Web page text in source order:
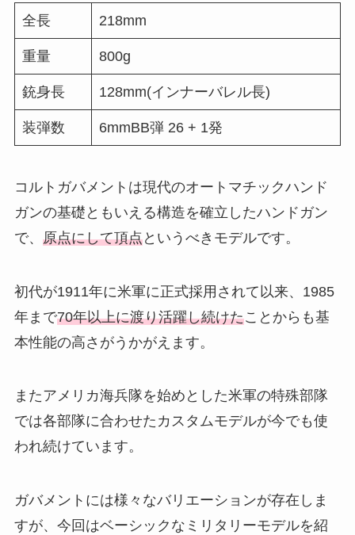
全長 218mm
重量 800g
銃身長 128mm(インナーバレル長)
装弾数 6mmBB弾 26 + 1発
コルトガバメントは現代のオートマチックハンド
ガンの基礎ともいえる構造を確立したハンドガン
で、 原点にして頂点というべきモデルです。
初代が1911年に米軍に正式採用されて以来、1985
年まで70年以上に渡り活躍し続けたことからも基
本性能の高さがうかがえます。
またアメリカ海兵隊を始めとした米軍の特殊部隊
では各部隊に合わせたカスタムモデルが今でも使
われ続けています。
ガバメントには様々なバリエーションが存在しま
すが、今回はベーシックなミリタリーモデルを紹